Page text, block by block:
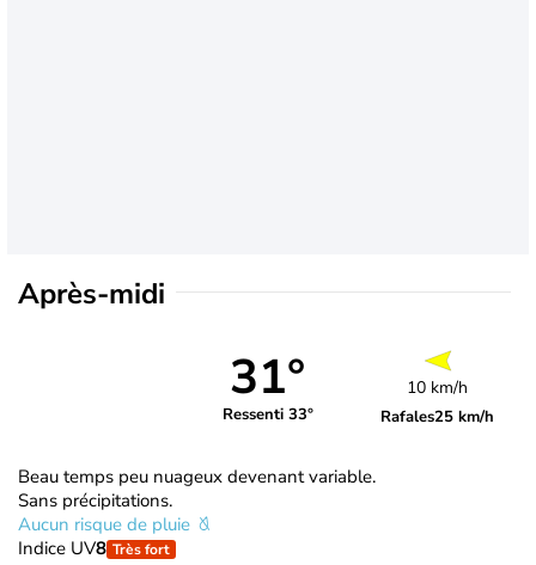
Après-midi
31°
Ressenti 33°
10 km/h
Rafales25 km/h
Beau temps peu nuageux devenant variable.
Sans précipitations.
Aucun risque de pluie
Indice UV8 Très fort